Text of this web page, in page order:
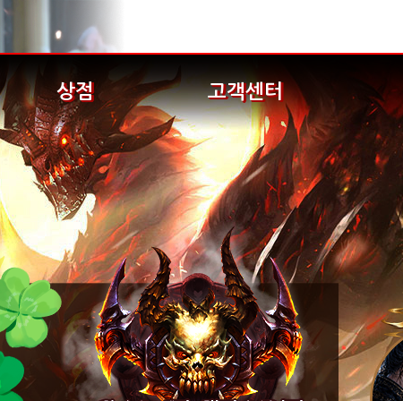
상점 고객센터